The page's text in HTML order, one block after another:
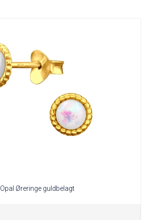
Opal Øreringe guldbelagt